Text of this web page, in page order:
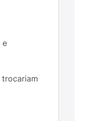
e